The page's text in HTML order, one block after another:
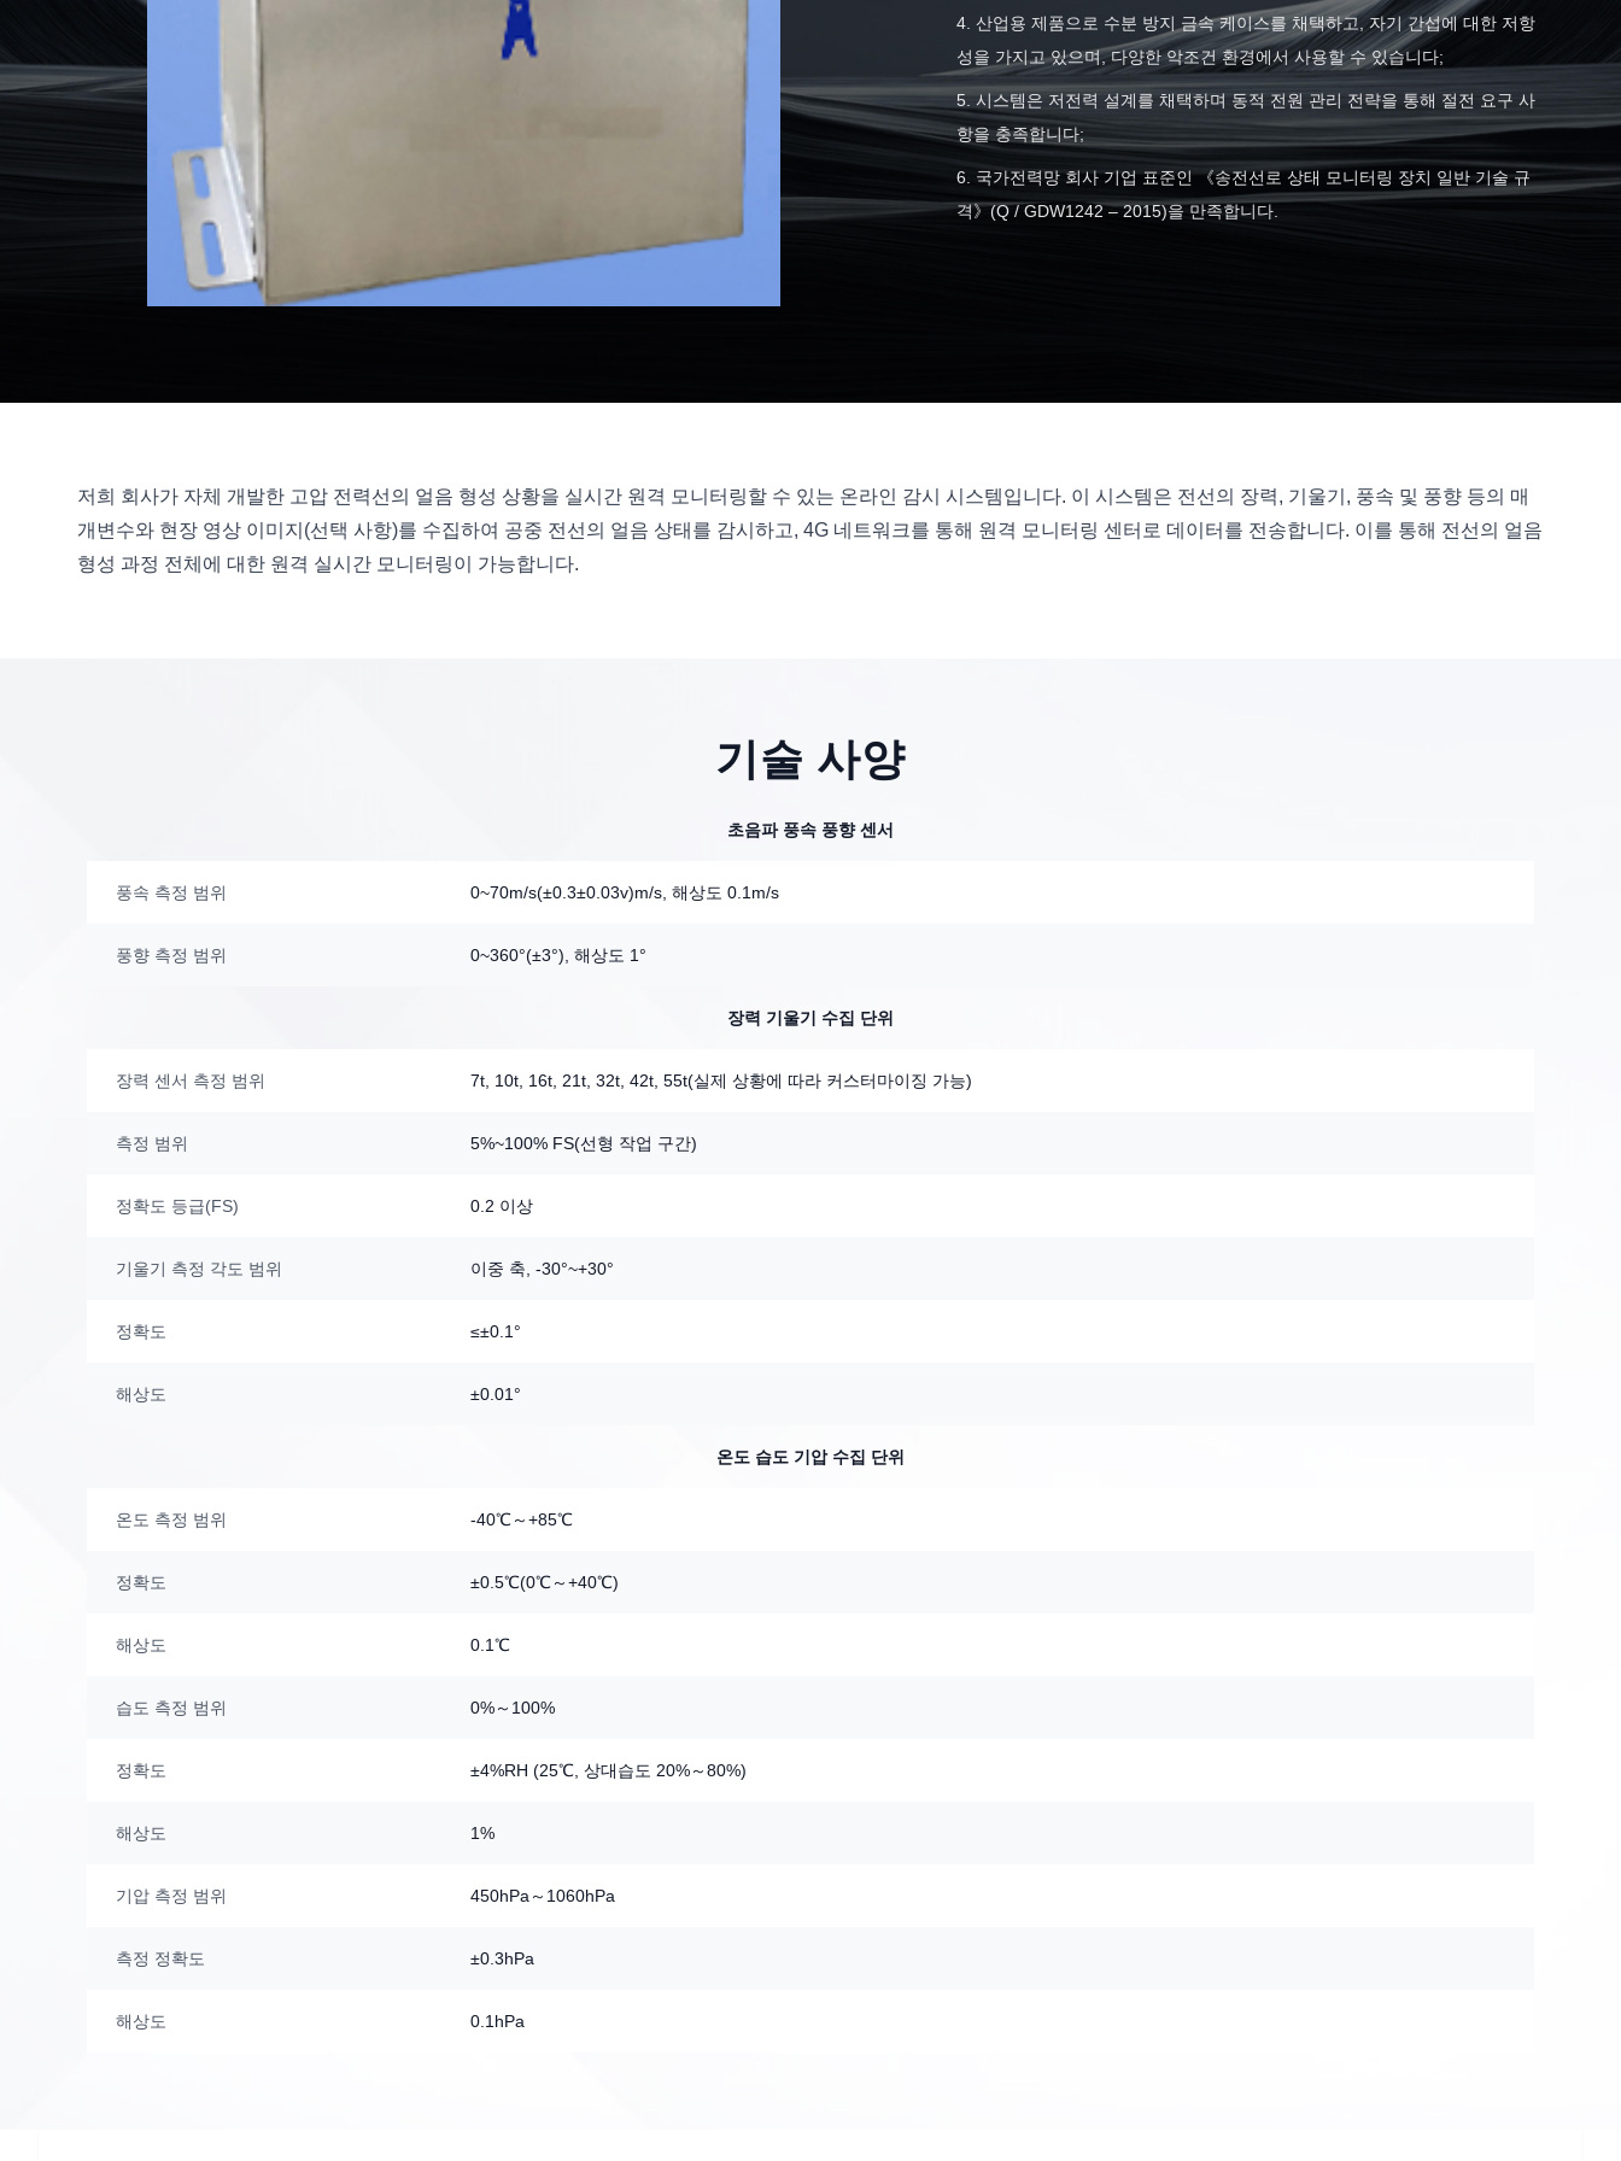
4. 산업용 제품으로 수분 방지 금속 케이스를 채택하고, 자기 간섭에 대한 저항
성을 가지고 있으며, 다양한 악조건 환경에서 사용할 수 있습니다;
5. 시스템은 저전력 설계를 채택하며 동적 전원 관리 전략을 통해 절전 요구 사
항을 충족합니다;
6. 국가전력망 회사 기업 표준인 《송전선로 상태 모니터링 장치 일반 기술 규
격》(Q / GDW1242 – 2015)을 만족합니다.
저희 회사가 자체 개발한 고압 전력선의 얼음 형성 상황을 실시간 원격 모니터링할 수 있는 온라인 감시 시스템입니다. 이 시스템은 전선의 장력, 기울기, 풍속 및 풍향 등의 매
개변수와 현장 영상 이미지(선택 사항)를 수집하여 공중 전선의 얼음 상태를 감시하고, 4G 네트워크를 통해 원격 모니터링 센터로 데이터를 전송합니다. 이를 통해 전선의 얼음
형성 과정 전체에 대한 원격 실시간 모니터링이 가능합니다.
기술 사양
초음파 풍속 풍향 센서
풍속 측정 범위 0~70m/s(±0.3±0.03v)m/s, 해상도 0.1m/s
풍향 측정 범위 0~360°(±3°), 해상도 1°
장력 기울기 수집 단위
장력 센서 측정 범위 7t, 10t, 16t, 21t, 32t, 42t, 55t(실제 상황에 따라 커스터마이징 가능)
측정 범위 5%~100% FS(선형 작업 구간)
정확도 등급(FS) 0.2 이상
기울기 측정 각도 범위 이중 축, -30°~+30°
정확도 ≤±0.1°
해상도 ±0.01°
온도 습도 기압 수집 단위
온도 측정 범위 -40℃～+85℃
정확도 ±0.5℃(0℃～+40℃)
해상도 0.1℃
습도 측정 범위 0%～100%
정확도 ±4%RH (25℃, 상대습도 20%～80%)
해상도 1%
기압 측정 범위 450hPa～1060hPa
측정 정확도 ±0.3hPa
해상도 0.1hPa